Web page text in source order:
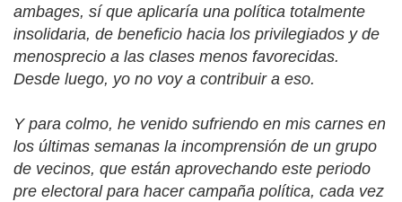
ambages, sí que aplicaría una política totalmente
insolidaria, de beneficio hacia los privilegiados y de
menosprecio a las clases menos favorecidas.
Desde luego, yo no voy a contribuir a eso.
Y para colmo, he venido sufriendo en mis carnes en
los últimas semanas la incomprensión de un grupo
de vecinos, que están aprovechando este periodo
pre electoral para hacer campaña política, cada vez